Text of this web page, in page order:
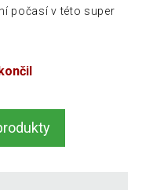
počasí v této super